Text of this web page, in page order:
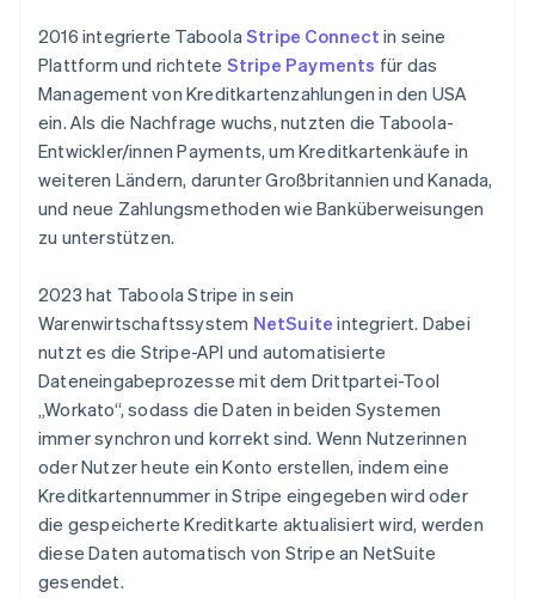
2016 integrierte Taboola Stripe Connect in seine
Plattform und richtete Stripe Payments für das
Management von Kreditkartenzahlungen in den USA
ein. Als die Nachfrage wuchs, nutzten die Taboola-
Entwickler/innen Payments, um Kreditkartenkäufe in
weiteren Ländern, darunter Großbritannien und Kanada,
und neue Zahlungsmethoden wie Banküberweisungen
zu unterstützen.
2023 hat Taboola Stripe in sein
Warenwirtschaftssystem NetSuite integriert. Dabei
nutzt es die Stripe-API und automatisierte
Dateneingabeprozesse mit dem Drittpartei-Tool
„Workato“, sodass die Daten in beiden Systemen
immer synchron und korrekt sind. Wenn Nutzerinnen
oder Nutzer heute ein Konto erstellen, indem eine
Kreditkartennummer in Stripe eingegeben wird oder
die gespeicherte Kreditkarte aktualisiert wird, werden
diese Daten automatisch von Stripe an NetSuite
gesendet.